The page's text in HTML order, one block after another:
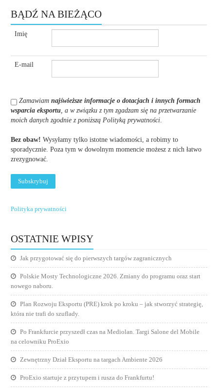
BĄDŹ NA BIEŻĄCO
Imię
E-mail
Zamawiamnajświeższe informacje o dotacjach i innych formach
wsparcia eksportu, a w związku z tym zgadzam się na przetwarzanie
moich danych zgodnie z poniższą Polityką prywatności.
Bez obaw! Wysyłamy tylko istotne wiadomości, a robimy to
sporadycznie. Poza tym w dowolnym momencie możesz z nich łatwo
zrezygnować.
Polityka prywatności
OSTATNIE WPISY
Jak przygotować się do pierwszych targów zagranicznych
Polskie Mosty Technologiczne 2026. Zmiany do programu oraz start
nowego naboru.
Plan Rozwoju Eksportu (PRE) krok po kroku – jak stworzyć strategię,
która nie trafi do szuflady.
Po Frankfurcie przyszedł czas na Mediolan. Targi Salone del Mobile
na celowniku ProExio
Zewnętrzny Dział Eksportu na targach Ambiente 2026
ProExio startuje z przytupem i rusza do Frankfurtu!